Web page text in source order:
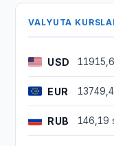
VALYUTA
USD
EUR
RUB 146,19